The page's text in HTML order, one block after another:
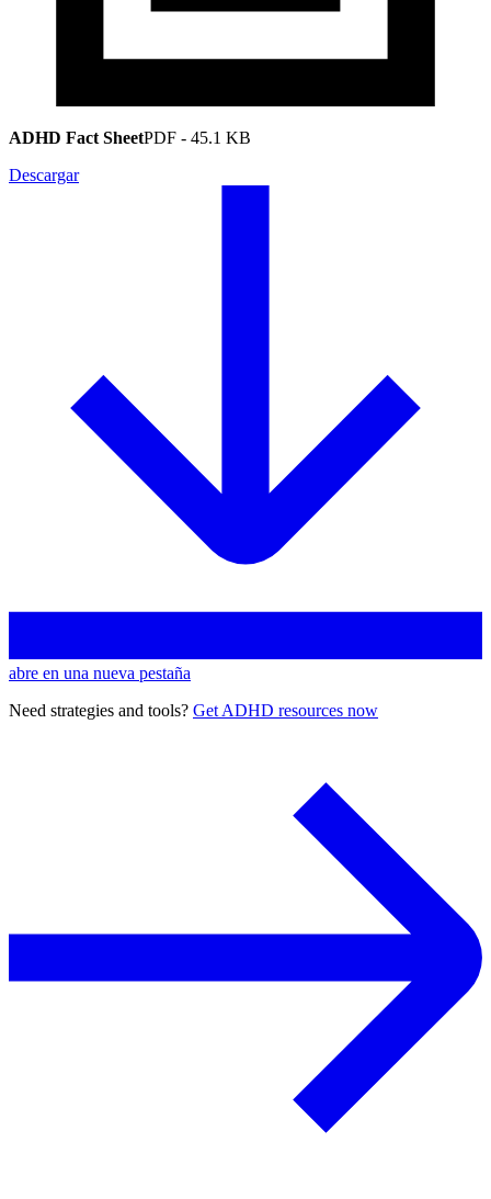
ADHD Fact SheetPDF - 45.1 KB
Descargar
abre en una nueva pestaña
Need strategies and tools? Get ADHD resources now